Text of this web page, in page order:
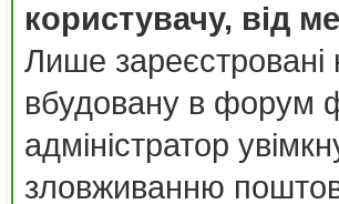
користувачу, від
Лише зареєстровані
вбудовану в форум
адміністратор
зловживанню